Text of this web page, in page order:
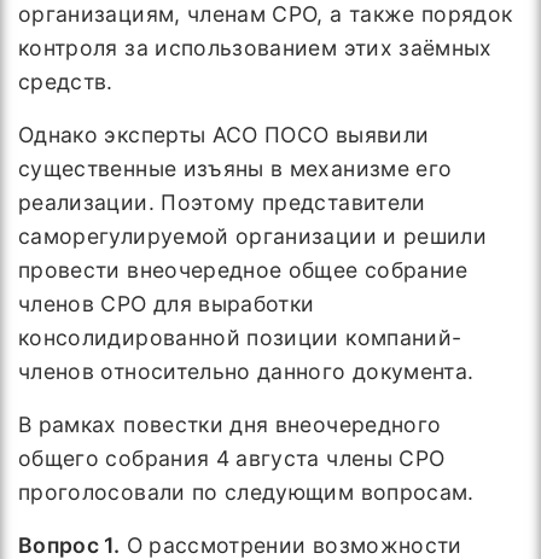
организациям, членам СРО, а также порядок
контроля за использованием этих заёмных
средств.
Однако эксперты АСО ПОСО выявили
существенные изъяны в механизме его
реализации. Поэтому представители
саморегулируемой организации и решили
провести внеочередное общее собрание
членов СРО для выработки
консолидированной позиции компаний-
членов относительно данного документа.
В рамках повестки дня внеочередного
общего собрания 4 августа члены СРО
проголосовали по следующим вопросам.
Вопрос 1. О рассмотрении возможности